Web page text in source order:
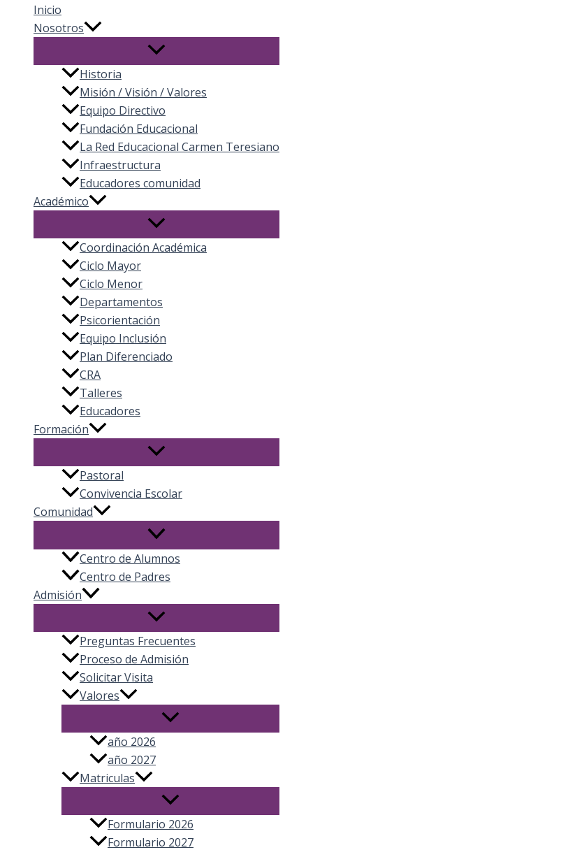
Inicio
Nosotros
Historia
Misión / Visión / Valores
Equipo Directivo
Fundación Educacional
La Red Educacional Carmen Teresiano
Infraestructura
Educadores comunidad
Académico
Coordinación Académica
Ciclo Mayor
Ciclo Menor
Departamentos
Psicorientación
Equipo Inclusión
Plan Diferenciado
CRA
Talleres
Educadores
Formación
Pastoral
Convivencia Escolar
Comunidad
Centro de Alumnos
Centro de Padres
Admisión
Preguntas Frecuentes
Proceso de Admisión
Solicitar Visita
Valores
año 2026
año 2027
Matriculas
Formulario 2026
Formulario 2027